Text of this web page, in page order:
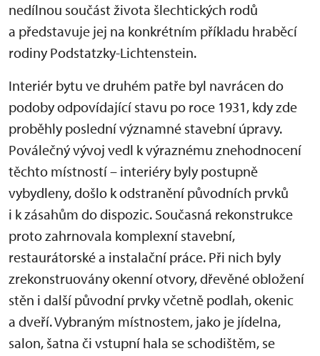
nedílnou součást života šlechtických rodů
a představuje jej na konkrétním příkladu hraběcí
rodiny Podstatzky-Lichtenstein.
Interiér bytu ve druhém patře byl navrácen do
podoby odpovídající stavu po roce 1931, kdy zde
proběhly poslední významné stavební úpravy.
Poválečný vývoj vedl k výraznému znehodnocení
těchto místností – interiéry byly postupně
vybydleny, došlo k odstranění původních prvků
i k zásahům do dispozic. Současná rekonstrukce
proto zahrnovala komplexní stavební,
restaurátorské a instalační práce. Při nich byly
zrekonstruovány okenní otvory, dřevěné obložení
stěn i další původní prvky včetně podlah, okenic
a dveří. Vybraným místnostem, jako je jídelna,
salon, šatna či vstupní hala se schodištěm, se